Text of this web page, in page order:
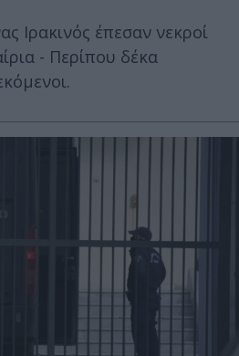
Ιρακινός έπεσαν νεκροί
- Περίπου δέκα